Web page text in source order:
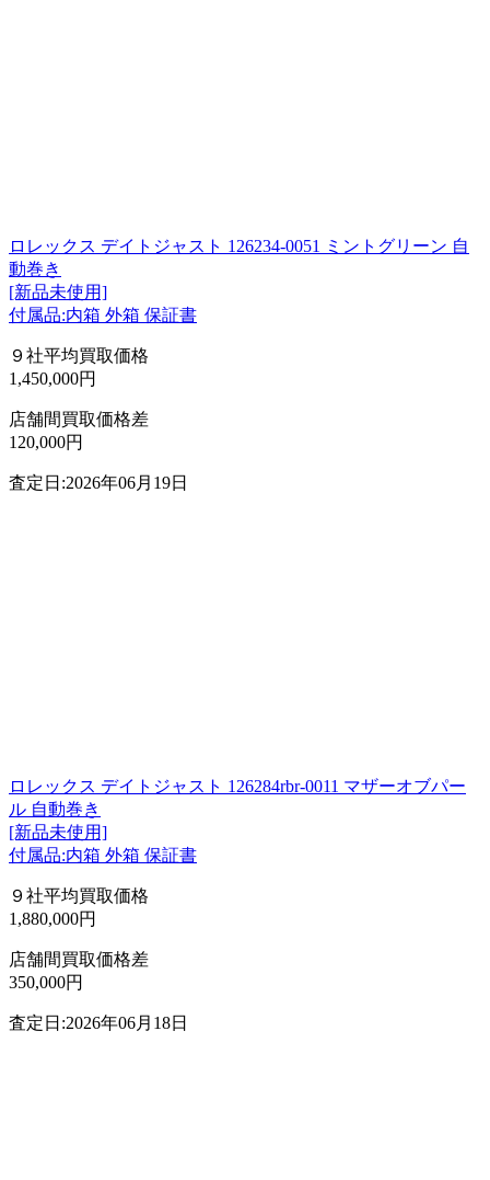
ロレックス デイトジャスト 126234-0051 ミントグリーン 自
動巻き
[新品未使用]
付属品:内箱 外箱 保証書
９社平均買取価格
1,450,000円
店舗間買取価格差
120,000円
査定日:2026年06月19日
ロレックス デイトジャスト 126284rbr-0011 マザーオブパー
ル 自動巻き
[新品未使用]
付属品:内箱 外箱 保証書
９社平均買取価格
1,880,000円
店舗間買取価格差
350,000円
査定日:2026年06月18日